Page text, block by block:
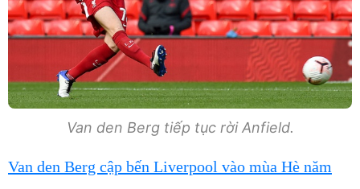
Van den Berg tiếp tục rời Anfield.
Van den Berg cập bến Liverpool vào mùa Hè năm